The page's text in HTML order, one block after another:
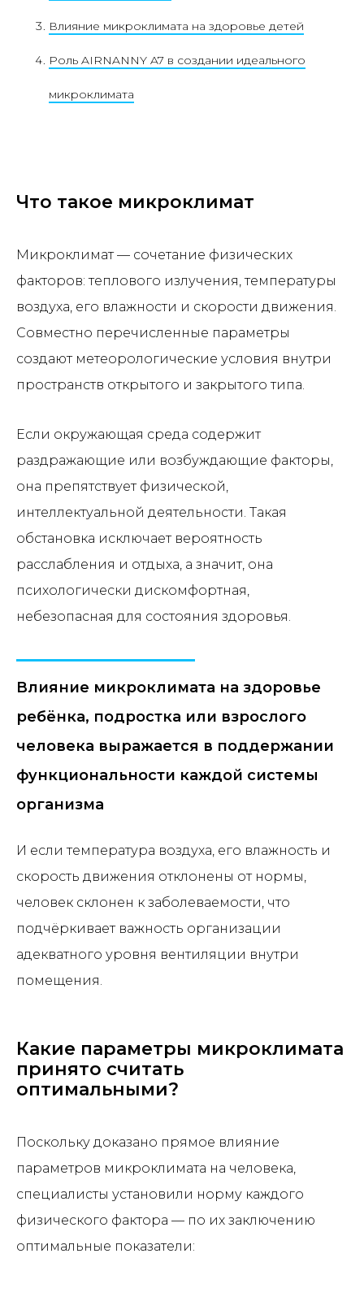
Влияние микроклимата на здоровье детей
Роль AIRNANNY A7 в создании идеального
микроклимата
Что такое микроклимат
Микроклимат — сочетание физических
факторов: теплового излучения, температуры
воздуха, его влажности и скорости движения.
Совместно перечисленные параметры
создают метеорологические условия внутри
пространств открытого и закрытого типа.
Если окружающая среда содержит
раздражающие или возбуждающие факторы,
она препятствует физической,
интеллектуальной деятельности. Такая
обстановка исключает вероятность
расслабления и отдыха, а значит, она
психологически дискомфортная,
небезопасная для состояния здоровья.
Влияние микроклимата на здоровье
ребёнка, подростка или взрослого
человека выражается в поддержании
функциональности каждой системы
организма
И если температура воздуха, его влажность и
скорость движения отклонены от нормы,
человек склонен к заболеваемости, что
подчёркивает важность организации
адекватного уровня вентиляции внутри
помещения.
Какие параметры микроклимата
принято считать
оптимальными?
Поскольку доказано прямое влияние
параметров микроклимата на человека,
специалисты установили норму каждого
физического фактора — по их заключению
оптимальные показатели: